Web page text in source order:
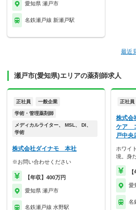
愛知県 瀬戸市
名鉄瀬戸線 新瀬戸駅
最近
瀬戸市(愛知県)エリアの薬剤師求人
正社員 一般企業
学術・管理薬剤師
メディカルライター、 MSL、 DI、
学術
株式会社ダイナモ 本社
※お問い合わせください
【年収】400万円
愛知県 瀬戸市
名鉄瀬戸線 水野駅
正社員
株式会
ケア
戸中央
ホワイ
境。身
愛
名